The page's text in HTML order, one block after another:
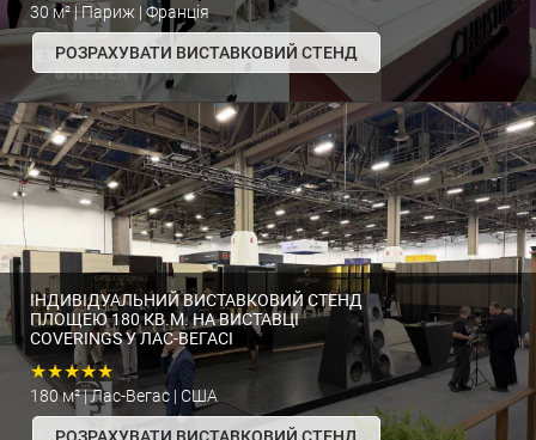
30 м² | Париж | Франція
РОЗРАХУВАТИ ВИСТАВКОВИЙ СТЕНД
ІНДИВІДУАЛЬНИЙ ВИСТАВКОВИЙ СТЕНД
ПЛОЩЕЮ 180 КВ.М. НА ВИСТАВЦІ
COVERINGS У ЛАС-ВЕГАСІ
★★★★★
180 м² | Лас-Вегас | США